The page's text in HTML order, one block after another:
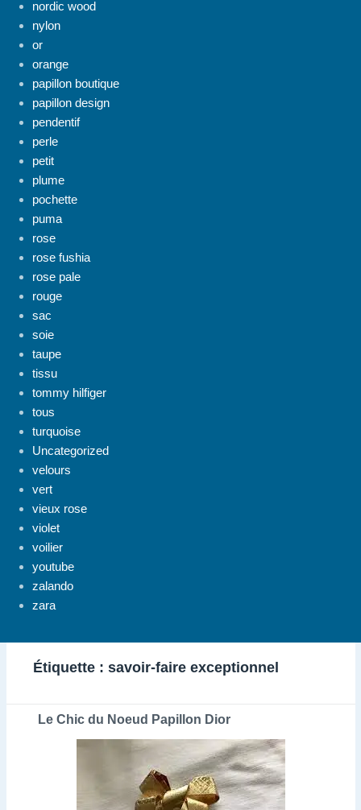
nordic wood
nylon
or
orange
papillon boutique
papillon design
pendentif
perle
petit
plume
pochette
puma
rose
rose fushia
rose pale
rouge
sac
soie
taupe
tissu
tommy hilfiger
tous
turquoise
Uncategorized
velours
vert
vieux rose
violet
voilier
youtube
zalando
zara
Étiquette : savoir-faire exceptionnel
Le Chic du Noeud Papillon Dior